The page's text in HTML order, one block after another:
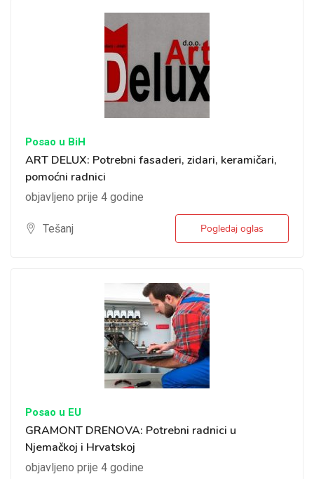
Posao u BiH
ART DELUX: Potrebni fasaderi, zidari, keramičari,
pomoćni radnici
objavljeno prije 4 godine
Tešanj Pogledaj oglas
Posao u EU
GRAMONT DRENOVA: Potrebni radnici u
Njemačkoj i Hrvatskoj
objavljeno prije 4 godine